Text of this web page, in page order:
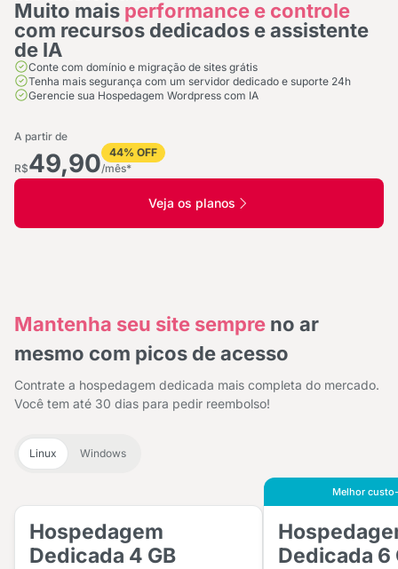
Muito mais performance e controle
com recursos dedicados e assistente
de IA
Conte com domínio e migração de sites grátis
Tenha mais segurança com um servidor dedicado e suporte 24h
Gerencie sua Hospedagem Wordpress com IA
A partir de
R$49,90
44% OFF
/mês*
Veja os planos
Mantenha seu site sempre no ar
mesmo com picos de acesso
Contrate a hospedagem dedicada mais completa do mercado.
Você tem até 30 dias para pedir reembolso!
Linux Windows
Hospedagem
Dedicada 4 GB
Melhor
Dedicada 6